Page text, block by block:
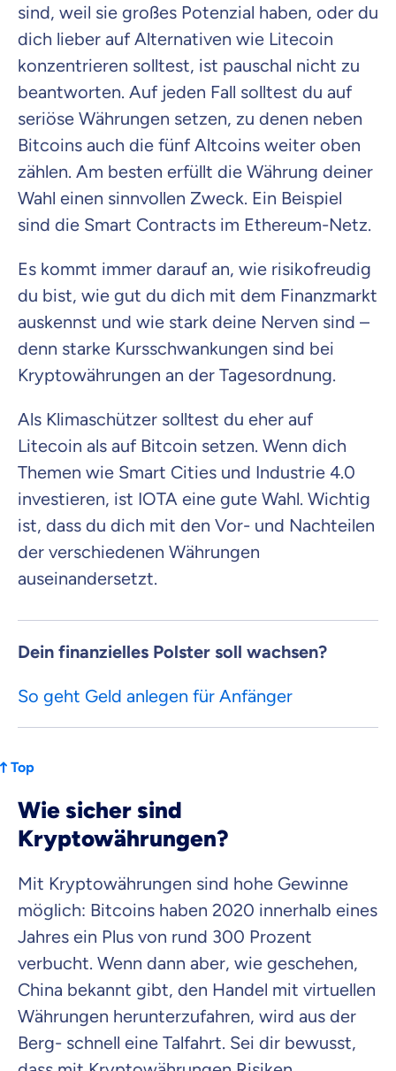
sind, weil sie großes Potenzial haben, oder du
dich lieber auf Alternativen wie Litecoin
konzentrieren solltest, ist pauschal nicht zu
beantworten. Auf jeden Fall solltest du auf
seriöse Währungen setzen, zu denen neben
Bitcoins auch die fünf Altcoins weiter oben
zählen. Am besten erfüllt die Währung deiner
Wahl einen sinnvollen Zweck. Ein Beispiel
sind die Smart Contracts im Ethereum-Netz.
Es kommt immer darauf an, wie risikofreudig
du bist, wie gut du dich mit dem Finanzmarkt
auskennst und wie stark deine Nerven sind –
denn starke Kursschwankungen sind bei
Kryptowährungen an der Tagesordnung.
Als Klimaschützer solltest du eher auf
Litecoin als auf Bitcoin setzen. Wenn dich
Themen wie Smart Cities und Industrie 4.0
investieren, ist IOTA eine gute Wahl. Wichtig
ist, dass du dich mit den Vor- und Nachteilen
der verschiedenen Währungen
auseinandersetzt.
Dein finanzielles Polster soll wachsen?
So geht Geld anlegen für Anfänger
Top
Wie sicher sind
Kryptowährungen?
Mit Kryptowährungen sind hohe Gewinne
möglich: Bitcoins haben 2020 innerhalb eines
Jahres ein Plus von rund 300 Prozent
verbucht. Wenn dann aber, wie geschehen,
China bekannt gibt, den Handel mit virtuellen
Währungen herunterzufahren, wird aus der
Berg- schnell eine Talfahrt. Sei dir bewusst,